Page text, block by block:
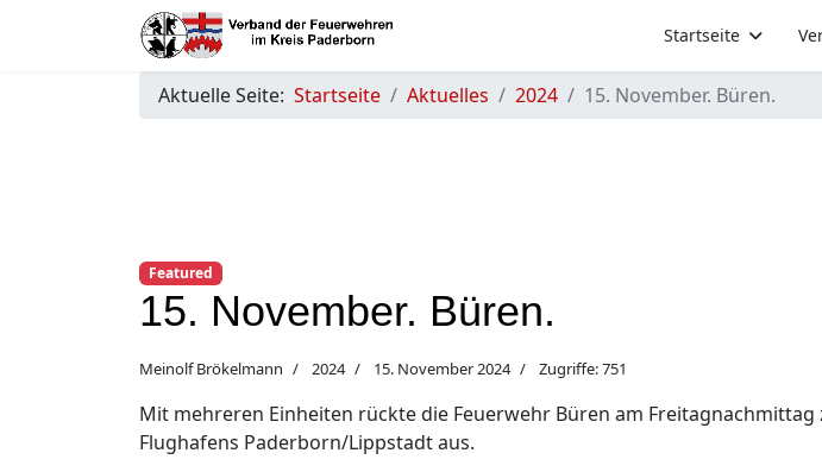
Startseite
Aktuelle Seite: Startseite Aktuelles 2024 15. November. Büren.
Featured
15. November. Büren.
Meinolf Brökelmann 2024 15. November 2024 Zugriffe: 751
Mit mehreren Einheiten rückte die Feuerwehr Büren am
Flughafens Paderborn/Lippstadt aus.